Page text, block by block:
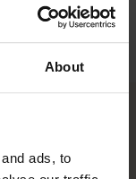
About
ads, to